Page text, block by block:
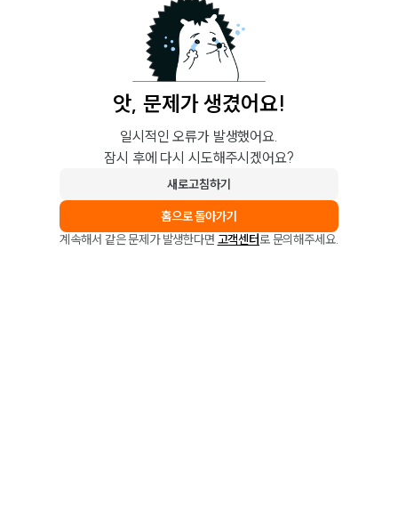
앗, 문제가 생겼어요!
일시적인 오류가 발생했어요.
잠시 후에 다시 시도해주시겠어요?
새로고침하기
홈으로 돌아가기
계속해서 같은 문제가 발생한다면 고객센터로 문의해주세요.